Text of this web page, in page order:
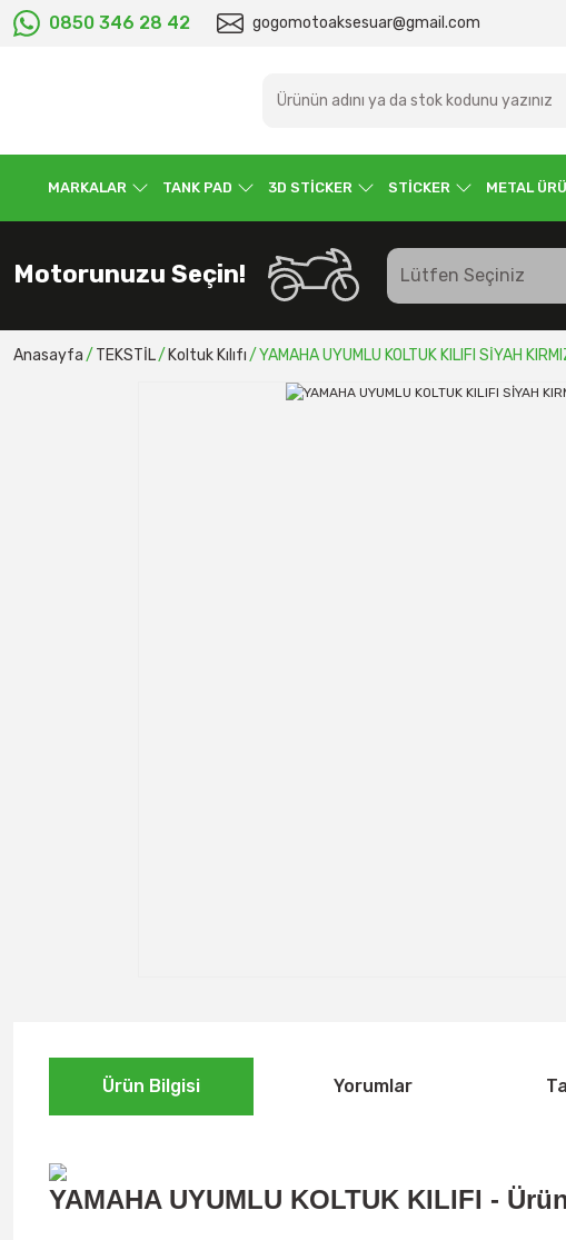
0850 346 28 42 gogomotoaksesuar@gmail.com
MARKALAR TANK PAD 3D STİCKER STİCKER METAL
Motorunuzu Seçin!
Anasayfa TEKSTİL Koltuk Kılıfı YAMAHA UYUMLU KOLTUK KILIFI SİYAH
Ürün Bilgisi Yorumlar
YAMAHA UYUMLU KOLTUK KILIFI -